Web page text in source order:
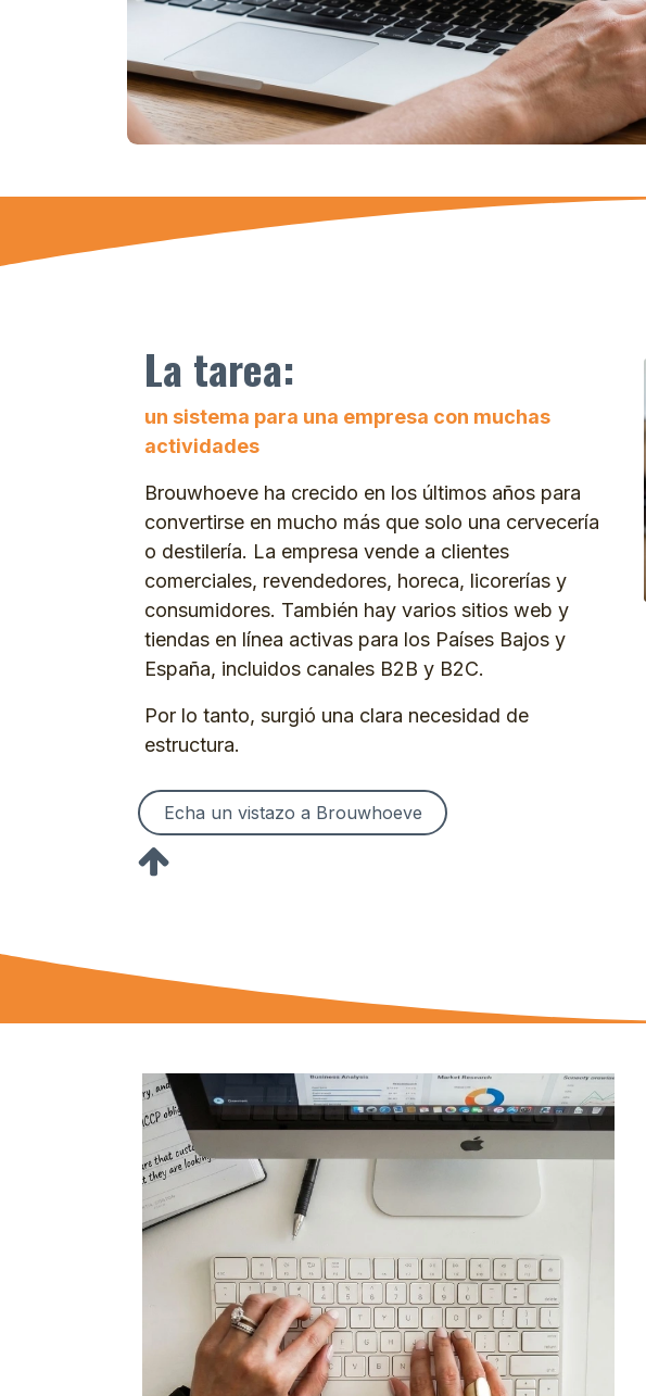
La tarea:
un sistema para una empresa con muchas
actividades
Brouwhoeve ha crecido en los últimos años para
convertirse en mucho más que solo una cervecería
o destilería. La empresa vende a clientes
comerciales, revendedores, horeca, licorerías y
consumidores. También hay varios sitios web y
tiendas en línea activas para los Países Bajos y
España, incluidos canales B2B y B2C.
Por lo tanto, surgió una clara necesidad de
estructura.
Echa un vistazo a Brouwhoeve